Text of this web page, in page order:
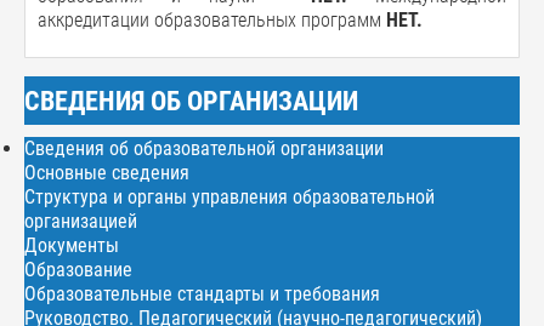
аккредитации образовательных программ НЕТ.
СВЕДЕНИЯ ОБ ОРГАНИЗАЦИИ
Сведения об образовательной организации
Основные сведения
Структура и органы управления образовательной
организацией
Документы
Образование
Образовательные стандарты и требования
Руководство. Педагогический (научно-педагогический)